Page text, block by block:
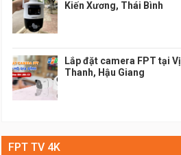
Kiến Xương, Thái Bình
Lắp đặt camera FPT tại Vị
Thanh, Hậu Giang
FPT TV 4K